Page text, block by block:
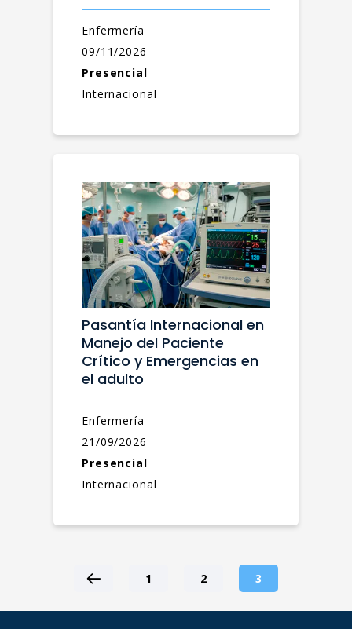
Enfermería
09/11/2026
Presencial
Internacional
Pasantía Internacional en
Manejo del Paciente
Crítico y Emergencias en
el adulto
Enfermería
21/09/2026
Presencial
Internacional
1 2 3